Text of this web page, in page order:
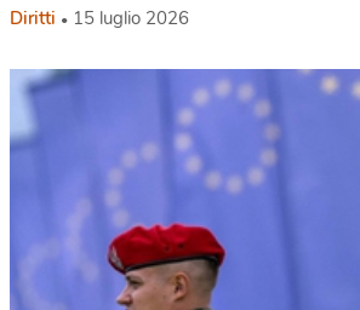
Diritti 15 luglio 2026